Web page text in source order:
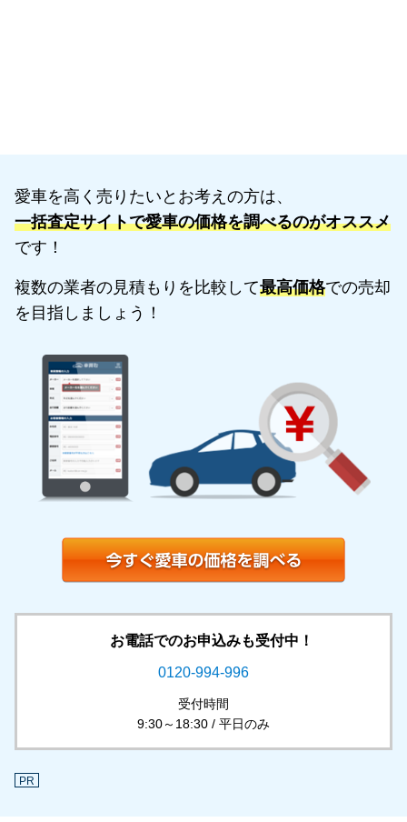
愛車を高く売りたいとお考えの方は、
一括査定サイトで愛車の価格を調べるのがオススメ
です！
複数の業者の見積もりを比較して最高価格での売却
を目指しましょう！
お電話でのお申込みも受付中！
0120-994-996
受付時間
9:30～18:30 / 平日のみ
PR